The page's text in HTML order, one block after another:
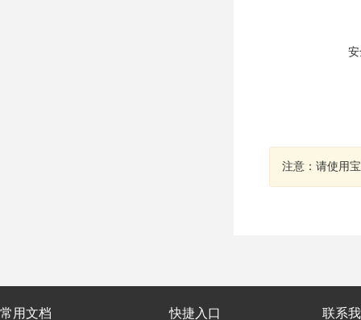
注意：请使用
常用文档 快捷入口 联系